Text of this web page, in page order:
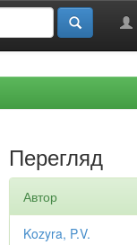
Перегляд
Автор
Kozyra, P.V.